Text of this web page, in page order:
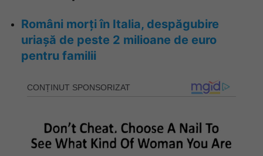
Români morți în Italia, despăgubire
uriașă de peste 2 milioane de euro
pentru familii